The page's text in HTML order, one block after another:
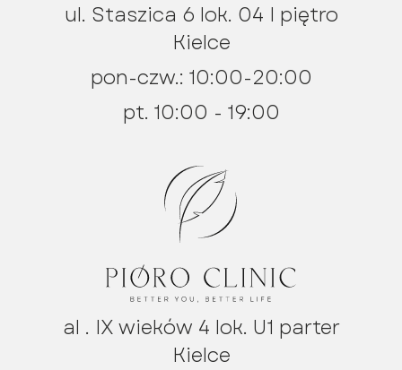
ul. Staszica 6 lok. 04 I piętro
Kielce
pon-czw.: 10:00-20:00
pt. 10:00 - 19:00
al . IX wieków 4 lok. U1 parter
Kielce